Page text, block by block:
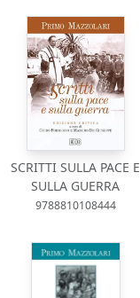
SCRITTI SULLA PACE E
SULLA GUERRA
9788810108444